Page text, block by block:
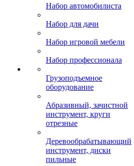
Набор автомобилиста
Набор для дачи
Набор игровой мебели
Набор профессионала
Грузоподъемное
оборудование
Абразивный, зачистной
инструмент, круги
отрезные
Деревообрабатывающий
инструмент, диски
пильные